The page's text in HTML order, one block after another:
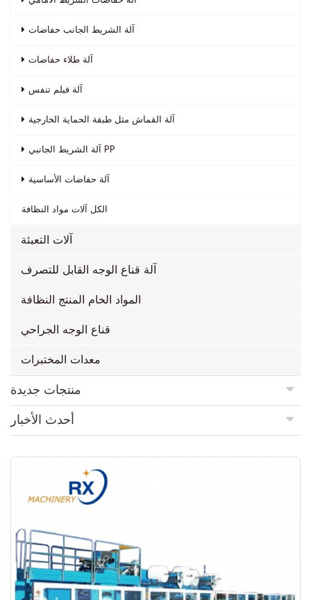
آلة الشريط الجانب حفاضات
آلة طلاء حفاضات
آلة فيلم تنفس
آلة القماش مثل طبقة الحماية الخارجية
آلة الشريط الجانبي PP
آلة حفاضات الأساسية
الكل آلات مواد النظافة
آلات التعبئة
آلة قناع الوجه القابل للتصرف
المواد الخام المنتج النظافة
قناع الوجه الجراحي
معدات المختبرات
منتجات جديدة
أحدث الأخبار